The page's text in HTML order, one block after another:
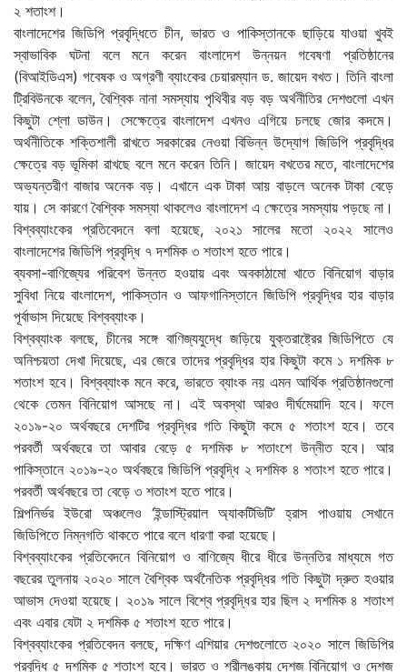
২ শতাংশ।
বাংলাদেশের জিডিপি প্রবৃদ্ধিতে চীন, ভারত ও পাকিস্তানকে ছাড়িয়ে যাওয়া খুবই
স্বাভাবিক ঘটনা বলে মনে করেন বাংলাদেশ উন্নয়ন গবেষণা প্রতিষ্ঠানের
(বিআইডিএস) গবেষক ও অগ্রণী ব্যাংকের চেয়ারম্যান ড. জায়েদ বখত। তিনি বাংলা
ট্রিবিউনকে বলেন, বৈশ্বিক নানা সমস্যায় পৃথিবীর বড় বড় অর্থনীতির দেশগুলো এখন
কিছুটা শ্লো ডাউন। সেক্ষেত্রে বাংলাদেশ এখনও এগিয়ে চলছে জোর কদমে।
অর্থনীতিকে শক্তিশালী রাখতে সরকারের নেওয়া বিভিন্ন উদ্যোগ জিডিপি প্রবৃদ্ধির
ক্ষেত্রে বড় ভূমিকা রাখছে বলে মনে করেন তিনি। জায়েদ বখতের মতে, বাংলাদেশের
অভ্যন্তরীণ বাজার অনেক বড়। এখানে এক টাকা আয় বাড়লে অনেক টাকা বেড়ে
যায়। সে কারণে বৈশ্বিক সমস্যা থাকলেও বাংলাদেশ এ ক্ষেত্রে সমস্যায় পড়ছে না।
বিশ্বব্যাংকের প্রতিবেদনে বলা হয়েছে, ২০২১ সালের মতো ২০২২ সালেও
বাংলাদেশের জিডিপি প্রবৃদ্ধি ৭ দশমিক ৩ শতাংশ হতে পারে।
ব্যবসা-বাণিজ্যের পরিবেশ উন্নত হওয়ায় এবং অবকাঠামো খাতে বিনিয়োগ বাড়ার
সুবিধা নিয়ে বাংলাদেশ, পাকিস্তান ও আফগানিস্তানে জিডিপি প্রবৃদ্ধির হার বাড়ার
পূর্বাভাস দিয়েছে বিশ্বব্যাংক।
বিশ্বব্যাংক বলছে, চীনের সঙ্গে বাণিজ্যযুদ্ধে জড়িয়ে যুক্তরাষ্ট্রের জিডিপিতে যে
অনিশ্চয়তা দেখা দিয়েছে, এর জেরে তাদের প্রবৃদ্ধির হার কিছুটা কমে ১ দশমিক ৮
শতাংশ হবে। বিশ্বব্যাংক মনে করে, ভারতে ব্যাংক নয় এমন আর্থিক প্রতিষ্ঠানগুলো
থেকে তেমন বিনিয়োগ আসছে না। এই অবস্থা আরও দীর্ঘমেয়াদি হবে। ফলে
২০১৯-২০ অর্থবছরে দেশটির প্রবৃদ্ধির গতি কিছুটা কমে ৫ শতাংশ হবে। তবে
পরবর্তী অর্থবছরে তা আবার বেড়ে ৫ দশমিক ৮ শতাংশে উন্নীত হবে। আর
পাকিস্তানে ২০১৯-২০ অর্থবছরে জিডিপি প্রবৃদ্ধি ২ দশমিক ৪ শতাংশ হতে পারে।
পরবর্তী অর্থবছরে তা বেড়ে ৩ শতাংশ হতে পারে।
শিল্পনির্ভর ইউরো অঞ্চলেও ‘ইন্ডাস্ট্রিয়াল অ্যাকটিভিটি’ হ্রাস পাওয়ায় সেখানে
জিডিপিতে নিম্নগতি থাকতে পারে বলে ধারণা করা হয়েছে।
বিশ্বব্যাংকের প্রতিবেদনে বিনিয়োগ ও বাণিজ্যে ধীরে ধীরে উন্নতির মাধ্যমে গত
বছরের তুলনায় ২০২০ সালে বৈশ্বিক অর্থনৈতিক প্রবৃদ্ধির গতি কিছুটা দ্রুত হওয়ার
আভাস দেওয়া হয়েছে। ২০১৯ সালে বিশ্বে প্রবৃদ্ধির হার ছিল ২ দশমিক ৪ শতাংশ
এবং এবার যেটা ২ দশমিক ৫ শতাংশ হতে পারে।
বিশ্বব্যাংকের প্রতিবেদন বলছে, দক্ষিণ এশিয়ার দেশগুলোতে ২০২০ সালে জিডিপির
প্রবৃদ্ধি ৫ দশমিক ৫ শতাংশ হবে। ভারত ও শ্রীলঙ্কায় দেশজ বিনিয়োগ ও দেশজ